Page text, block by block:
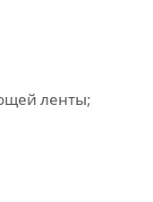
ленты;